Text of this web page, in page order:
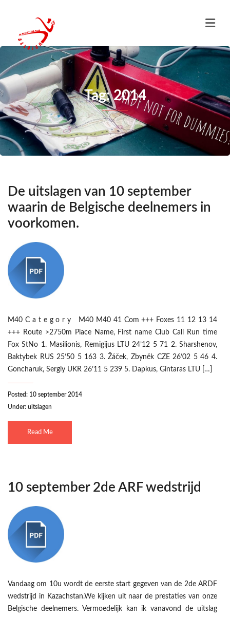
Tag: 2014
De uitslagen van 10 september
waarin de Belgische deelnemers in
voorkomen.
M40 C a t e g o r y M40 M40 41 Com +++ Foxes 11 12 13 14
+++ Route >2750m Place Name, First name Club Call Run time
Fox StNo 1. Masilionis, Remigijus LTU 24’12 5 71 2. Sharshenov,
Baktybek RUS 25’50 5 163 3. Žáček, Zbyněk CZE 26’02 5 46 4.
Goncharuk, Sergiy UKR 26’11 5 239 5. Dapkus, Gintaras LTU […]
Posted: 10 september 2014
Under: uitslagen
Read Me
10 september 2de ARF wedstrijd
Vandaag om 10u wordt de eerste start gegeven van de 2de ARDF
wedstrijd in Kazachstan.We kijken uit naar de prestaties van onze
Belgische deelnemers. Vermoedelijk kan ik vanavond de uitslag